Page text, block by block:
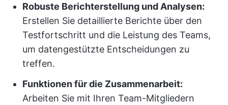
Robuste Berichterstellung und Analysen:
Erstellen Sie detaillierte Berichte über den
Testfortschritt und die Leistung des Teams,
um datengestützte Entscheidungen zu
treffen.
Funktionen für die Zusammenarbeit:
Arbeiten Sie mit Ihren Team-Mitgliedern